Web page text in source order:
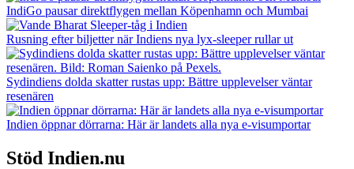
IndiGo pausar direktflygen mellan Köpenhamn och Mumbai
Rusning efter biljetter när Indiens nya lyx-sleeper rullar ut
Sydindiens dolda skatter rustas upp: Bättre upplevelser väntar
resenären
Indien öppnar dörrarna: Här är landets alla nya e-visumportar
Stöd Indien.nu